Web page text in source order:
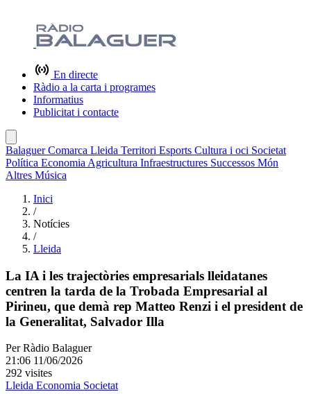
En directe
Ràdio a la carta i programes
Informatius
Publicitat i contacte
BalaguerComarca Lleida Territori Esports Cultura i oci Societat
Política Economia Agricultura Infraestructures Successos Món
Altres Música
Inici
/
Notícies
/
Lleida
La IA i les trajectòries empresarials lleidatanes
centren la tarda de la Trobada Empresarial al
Pirineu, que demà rep Matteo Renzi i el president de
la Generalitat, Salvador Illa
Per Ràdio Balaguer
21:06 11/06/2026
292 visites
Lleida Economia Societat